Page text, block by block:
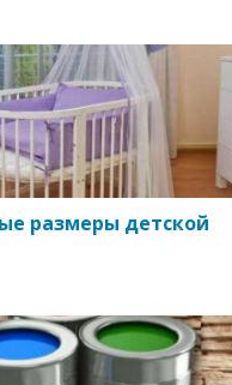
размеры детской